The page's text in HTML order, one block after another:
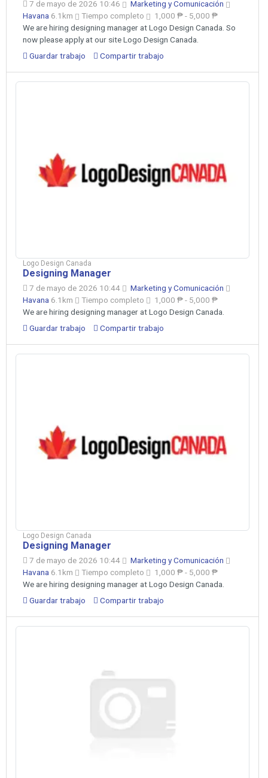
7 de mayo de 2026 10:46
Marketing y Comunicación
Havana 6.1km Tiempo completo
1,000 ₱ - 5,000 ₱
We are hiring designing manager at Logo Design Canada. So
now please apply at our site Logo Design Canada.
Guardar trabajo
Compartir trabajo
Logo Design Canada
Designing Manager
7 de mayo de 2026 10:44
Marketing y Comunicación
Havana 6.1km Tiempo completo
1,000 ₱ - 5,000 ₱
We are hiring designing manager at Logo Design Canada.
Guardar trabajo
Compartir trabajo
Logo Design Canada
Designing Manager
7 de mayo de 2026 10:44
Marketing y Comunicación
Havana 6.1km Tiempo completo
1,000 ₱ - 5,000 ₱
We are hiring designing manager at Logo Design Canada.
Guardar trabajo
Compartir trabajo